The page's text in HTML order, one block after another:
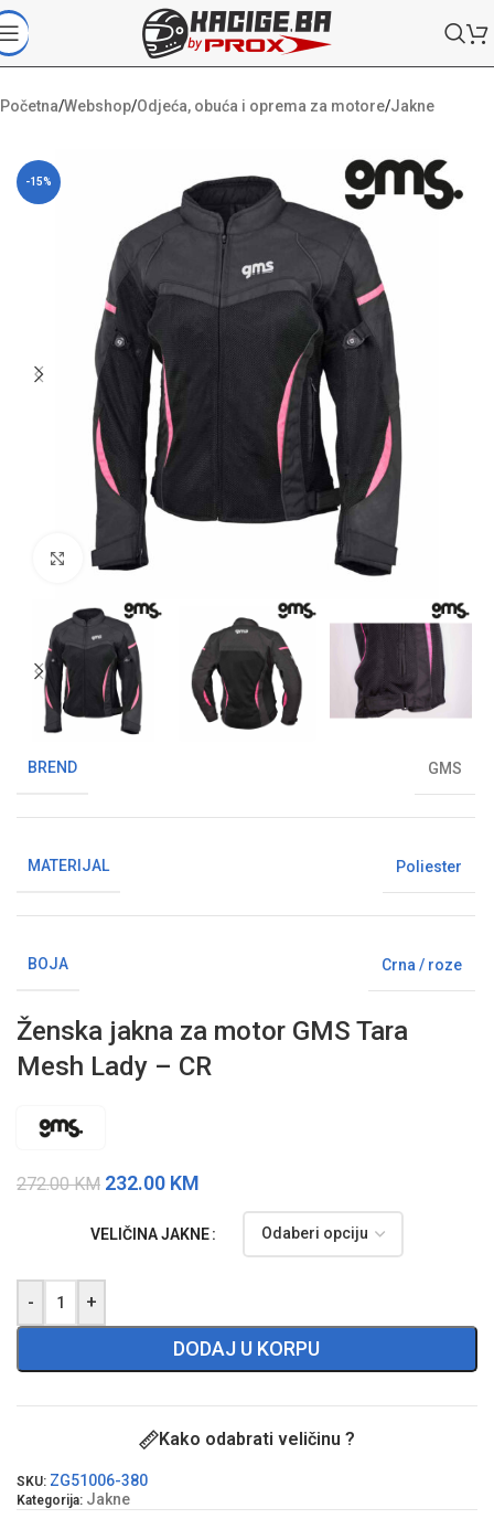
Početna/Webshop/Odjeća, obuća i oprema za motore/Jakne
-15%
Klikni da uvećaš sliku
BREND GMS
MATERIJAL Poliester
BOJA Crna / roze
Ženska jakna za motor GMS Tara
Mesh Lady – CR
272.00KM 232.00 KM
VELIČINA JAKNE
- +
DODAJ U KORPU
Kako odabrati veličinu ?
SKU: ZG51006-380
Kategorija: Jakne